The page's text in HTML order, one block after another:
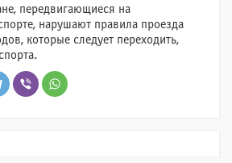
передвигающиеся на
нарушают правила проезда
которые следует переходить,